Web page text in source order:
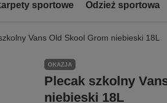
sportowe Odzież sportowa
Vans Old Skool Grom niebieski 18L
OKAZJA
Plecak szkolny
niebieski 18L